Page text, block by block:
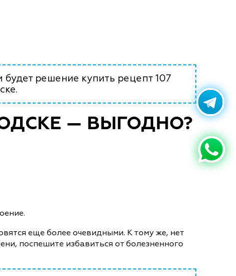
решение купить рецепт 107
— ВЫГОДНО?
еще более очевидными. К тому же, нет
поспешите избавиться от болезненного